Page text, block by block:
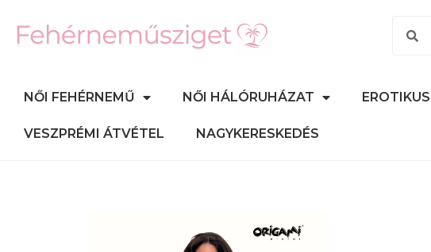
NŐI FEHÉRNEMŰ NŐI HÁLÓRUHÁZAT EROTIKUS
VESZPRÉMI ÁTVÉTEL NAGYKERESKEDÉS